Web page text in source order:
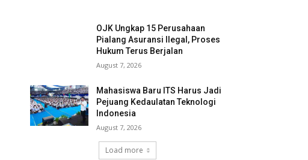
OJK Ungkap 15 Perusahaan
Pialang Asuransi Ilegal, Proses
Hukum Terus Berjalan
August 7, 2026
Mahasiswa Baru ITS Harus Jadi
Pejuang Kedaulatan Teknologi
Indonesia
August 7, 2026
Load more